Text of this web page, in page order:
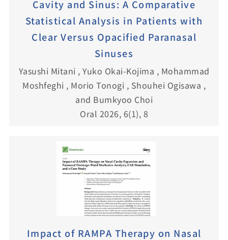
Cavity and Sinus: A Comparative
Statistical Analysis in Patients with
Clear Versus Opacified Paranasal
Sinuses
Yasushi Mitani , Yuko Okai-Kojima , Mohammad
Moshfeghi , Morio Tonogi , Shouhei Ogisawa ,
and Bumkyoo Choi
Oral 2026, 6(1), 8
Impact of RAMPA Therapy on Nasal